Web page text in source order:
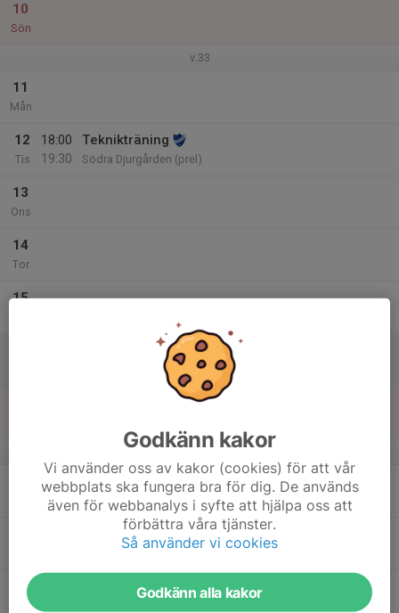
10
Sön
v.33
11
Mån
12
Tis
18:00
19:30
Teknikträning
Södra Djurgården (prel)
13
Ons
14
Tor
15
Midnattsloppet funktionärsuppdrag
Täbydubbeln medel
v.34
Teknikträning
Nyckelviken
20
Ons
Godkänn kakor
Vi använder oss av kakor (cookies) för att vår
webbplats ska fungera bra för dig. De används
även för webbanalys i syfte att hjälpa oss att
förbättra våra tjänster.
Så använder vi cookies
Godkänn alla kakor